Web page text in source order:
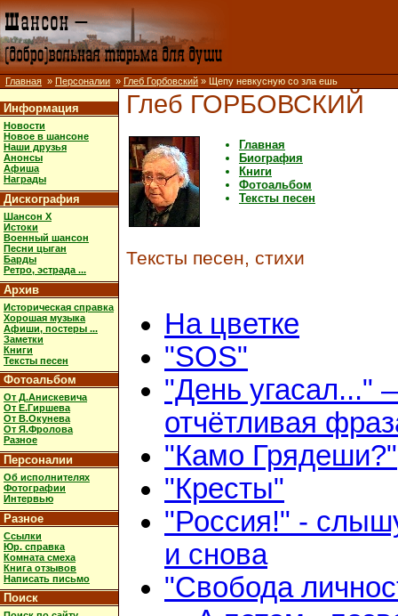
Главная » Персоналии » Глеб Горбовский » Щепу невкусную со зла ешь
Информация
Новости
Новое в шансоне
Наши друзья
Анонсы
Афиша
Награды
Дискография
Шансон X
Истоки
Военный шансон
Песни цыган
Барды
Ретро, эстрада ...
Архив
Историческая справка
Хорошая музыка
Афиши, постеры ...
Заметки
Книги
Тексты песен
Фотоальбом
От Д.Анискевича
От Е.Гиршева
От В.Окунева
От Я.Фролова
Разное
Персоналии
Об исполнителях
Фотографии
Интервью
Разное
Ссылки
Юр. справка
Комната смеха
Книга отзывов
Написать письмо
Поиск
Глеб ГОРБОВСКИЙ
Главная
Биография
Книги
Фотоальбом
Тексты песен
Тексты песен, стихи
На цветке
"SOS"
"День угасал..."
отчётливая
"Камо Грядеши?"
"Кресты"
"Россия!" -
и снова
"Свобода